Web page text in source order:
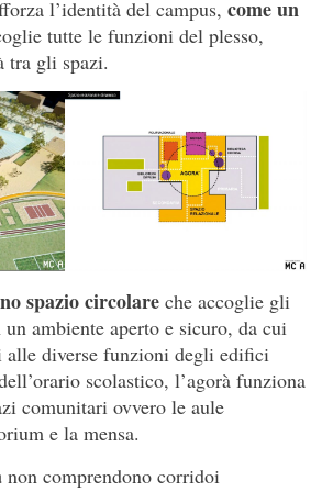
l’identità del campus,come un
tutte le funzioni del plesso,
tra gli spazi.
spazio circolareche accoglie gli
ambiente aperto e sicuro, da cui
alle diverse funzioni degli edifici
scolastico, l’agorà funziona
comunitari ovvero le aule
e la mensa.
non comprendono corridoi